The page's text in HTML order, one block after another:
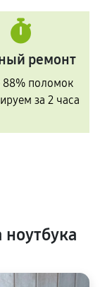
ремонт
88% поломок
за 2 часа